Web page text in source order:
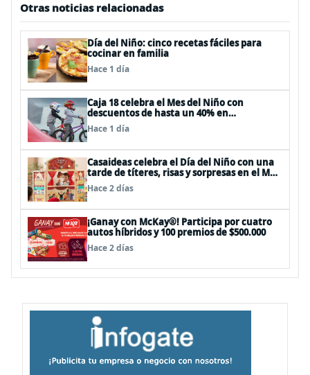
Otras noticias relacionadas
Día del Niño: cinco recetas fáciles para
cocinar en familia
Hace 1 día
Caja 18 celebra el Mes del Niño con
descuentos de hasta un 40% en
panoramas, cine, shows y streaming
Hace 1 día
Casaideas celebra el Día del Niño con una
tarde de títeres, risas y sorpresas en el Mall
Plaza Vespucio
Hace 2 días
¡Ganay con McKay®! Participa por cuatro
autos híbridos y 100 premios de $500.000
Hace 2 días